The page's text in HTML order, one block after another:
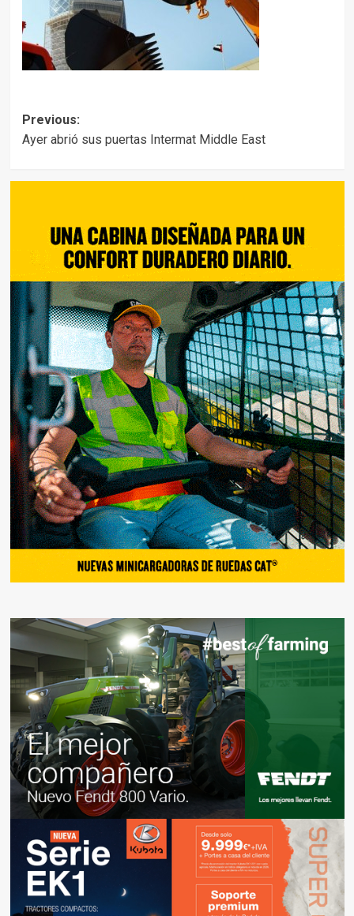
Post
navigation
Previous:
Ayer abrió sus puertas Intermat Middle East